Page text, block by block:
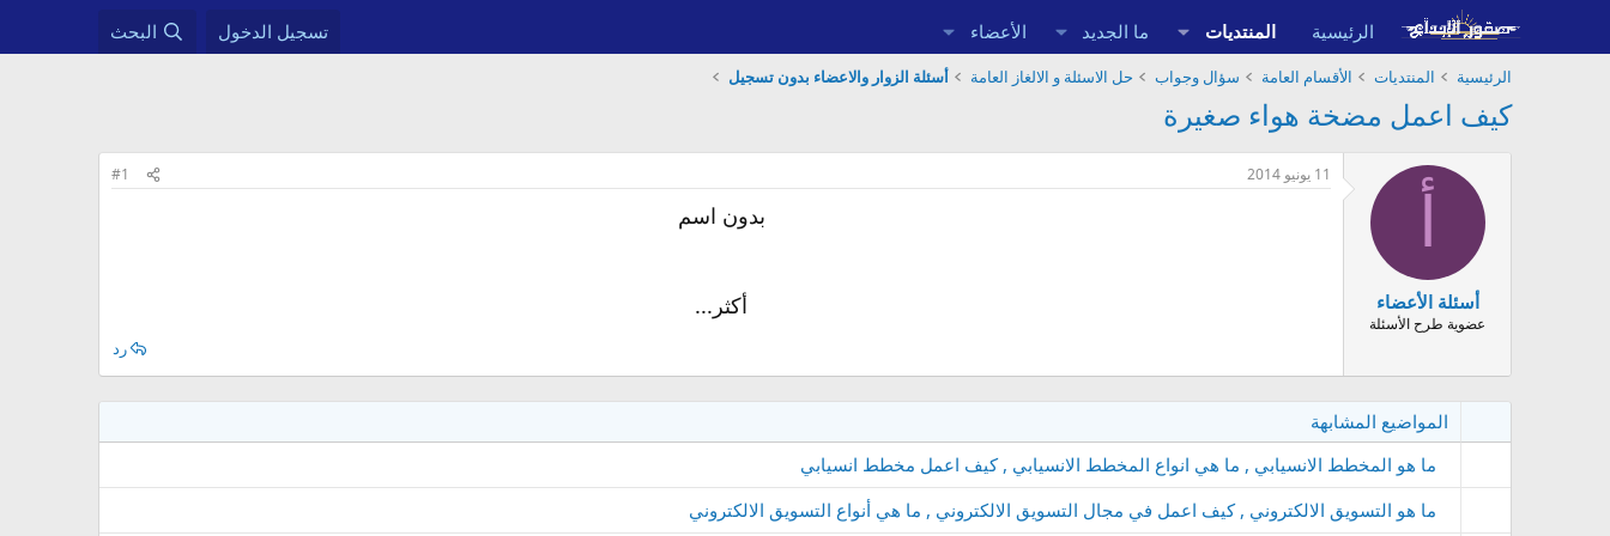
الرئيسية المنتديات ما الجديد الأعضاء تسجيل الدخول البحث
الرئيسية المنتديات الأقسام العامة سؤال وجواب حل الاسئلة و الالغاز العامة أسئلة الزوار والاعضاء بدون تسجيل
كيف اعمل مضخة هواء صغيرة
أسئلة الأعضاء
عضوية طرح الأسئلة
11 يونيو 2014 #1
بدون اسم
أكثر...
رد
المواضيع المشابهة
ما هو المخطط الانسيابي , ما هي انواع المخطط الانسيابي , كيف اعمل مخطط انسيابي
ما هو التسويق الالكتروني , كيف اعمل في مجال التسويق الالكتروني , ما هي أنواع التسويق الالكتروني